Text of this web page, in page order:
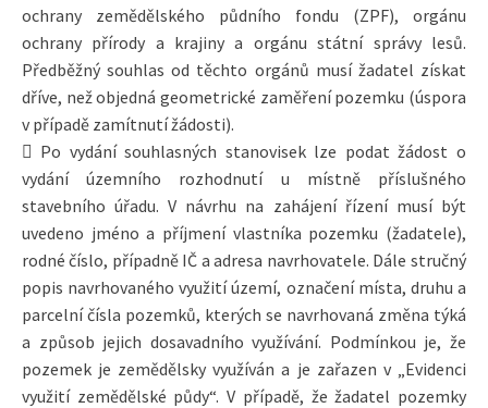
ochrany zemědělského půdního fondu (ZPF), orgánu
ochrany přírody a krajiny a orgánu státní správy lesů.
Předběžný souhlas od těchto orgánů musí žadatel získat
dříve, než objedná geometrické zaměření pozemku (úspora
v případě zamítnutí žádosti).
 Po vydání souhlasných stanovisek lze podat žádost o
vydání územního rozhodnutí u místně příslušného
stavebního úřadu. V návrhu na zahájení řízení musí být
uvedeno jméno a příjmení vlastníka pozemku (žadatele),
rodné číslo, případně IČ a adresa navrhovatele. Dále stručný
popis navrhovaného využití území, označení místa, druhu a
parcelní čísla pozemků, kterých se navrhovaná změna týká
a způsob jejich dosavadního využívání. Podmínkou je, že
pozemek je zemědělsky využíván a je zařazen v „Evidenci
využití zemědělské půdy“. V případě, že žadatel pozemky